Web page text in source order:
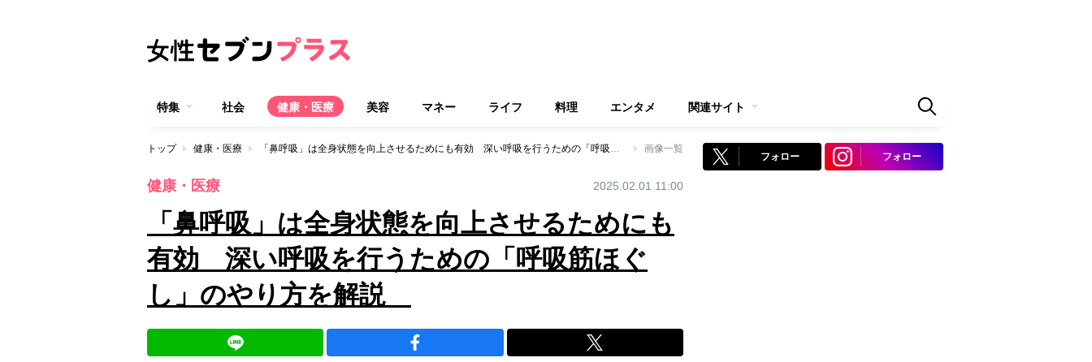
特集 社会 健康・医療 美容 マネー ライフ 料理 エンタメ 関連サイト
トップ 健康・医療 「鼻呼吸」は全身状態を向上させるためにも有効 深い呼吸を行うための「呼吸筋ほぐし」のやり方を解説 画像一覧
健康・医療 2025.02.01 11:00
「鼻呼吸」は全身状態を向上させるためにも
有効 深い呼吸を行うための「呼吸筋ほぐ
し」のやり方を解説
フォロー フォロー